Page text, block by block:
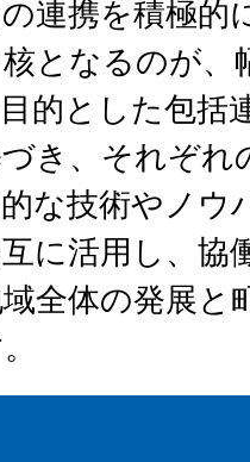
連携を積極的
となるのが、
的とした包括
き、それぞれ
な技術やノウ
に活用し、協
全体の発展と